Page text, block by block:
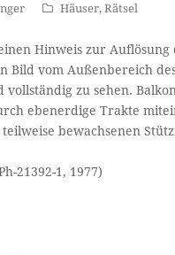
Häuser,Rätsel
Hinweis zur Auflösung
Bild vom Außenbereich
zu sehen.
ebenerdige Trakte
bewachsenen
21392-1, 1977)